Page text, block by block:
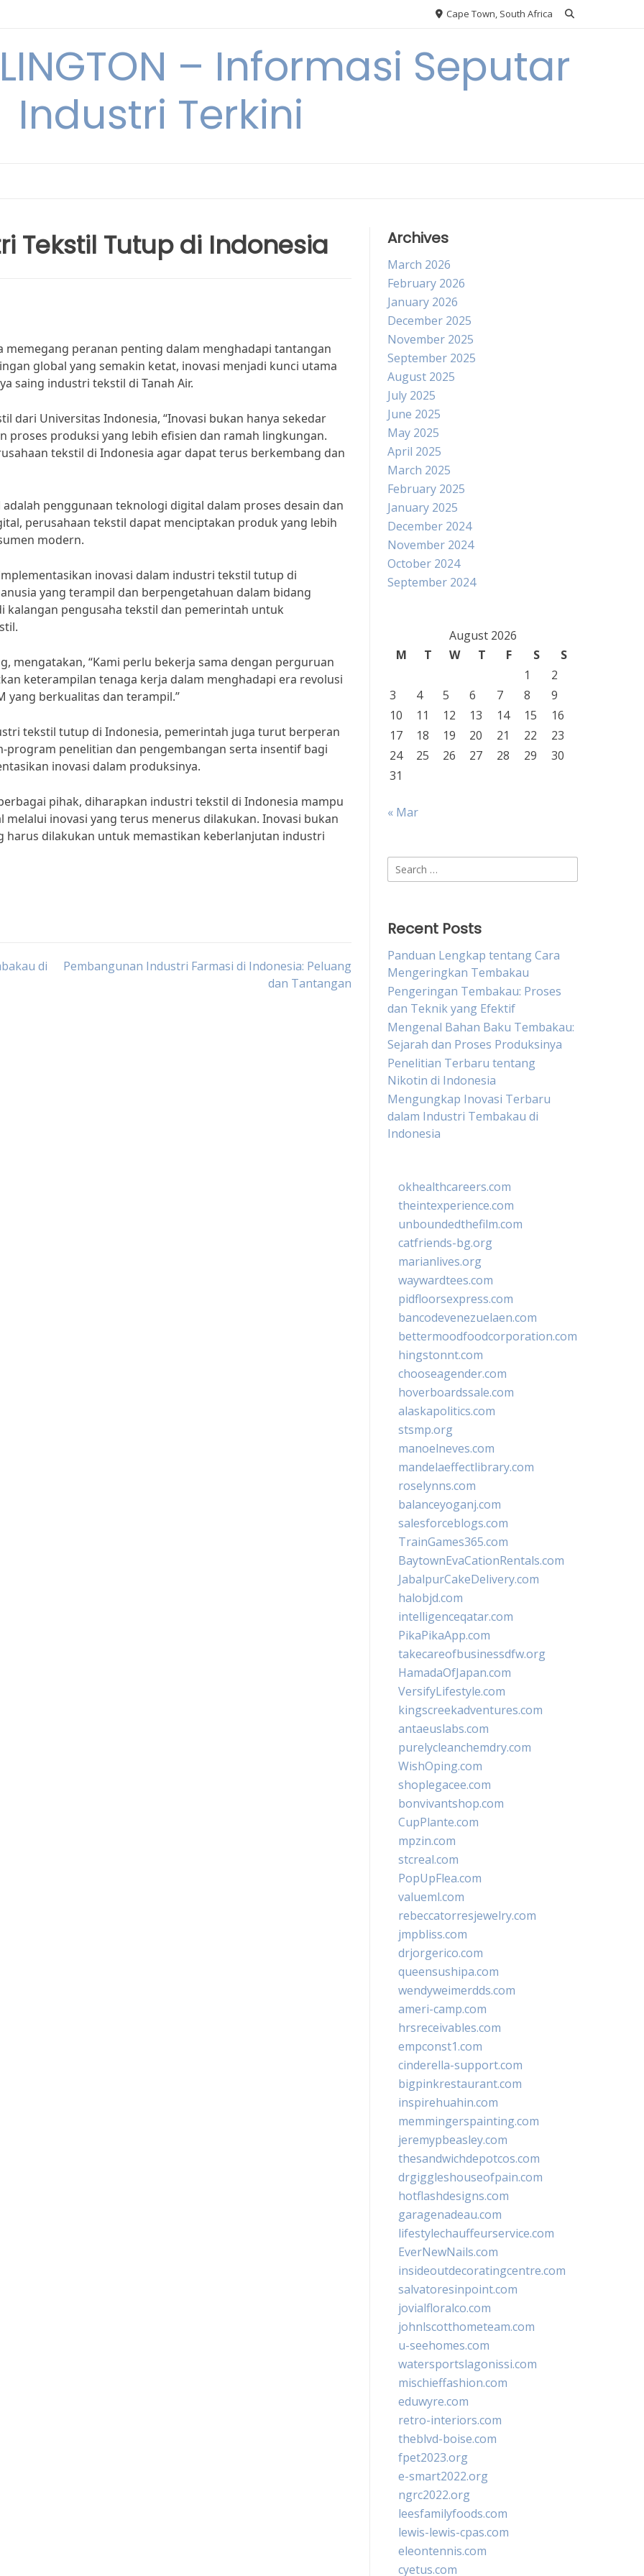
Cape Town, South Africa
– Informasi Seputar
Industri Terkini
Tekstil Tutup di Indonesia
peranan penting dalam menghadapi tantangan
global yang semakin ketat, inovasi menjadi kunci utama
saing industri tekstil di Tanah Air.
dari Universitas Indonesia, “Inovasi bukan hanya sekedar
produksi yang lebih efisien dan ramah lingkungan.
tekstil di Indonesia agar dapat terus berkembang dan
penggunaan teknologi digital dalam proses desain dan
perusahaan tekstil dapat menciptakan produk yang lebih
modern.
inovasi dalam industri tekstil tutup di
yang terampil dan berpengetahuan dalam bidang
kalangan pengusaha tekstil dan pemerintah untuk
mengatakan, “Kami perlu bekerja sama dengan perguruan
keterampilan tenaga kerja dalam menghadapi era revolusi
yang berkualitas dan terampil.”
tekstil tutup di Indonesia, pemerintah juga turut berperan
penelitian dan pengembangan serta insentif bagi
inovasi dalam produksinya.
pihak, diharapkan industri tekstil di Indonesia mampu
inovasi yang terus menerus dilakukan. Inovasi bukan
harus dilakukan untuk memastikan keberlanjutan industri
di
Pembangunan Industri Farmasi di Indonesia: Peluang
dan Tantangan
Archives
March 2026
February 2026
January 2026
December 2025
November 2025
September 2025
August 2025
July 2025
June 2025
May 2025
April 2025
March 2025
February 2025
January 2025
December 2024
November 2024
October 2024
September 2024
August 2026
M
T W T F S
S
1
2
3
4 5 6 7 8
9
10
11 12 13 14 15
16
17
18 19 20 21 22
23
24
25 26 27 28 29
30
31
« Mar
Search
for:
Recent Posts
Panduan Lengkap tentang Cara
Mengeringkan Tembakau
Pengeringan Tembakau: Proses
dan Teknik yang Efektif
Mengenal Bahan Baku Tembakau:
Sejarah dan Proses Produksinya
Penelitian Terbaru tentang
Nikotin di Indonesia
Mengungkap Inovasi Terbaru
dalam Industri Tembakau di
Indonesia
okhealthcareers.com
theintexperience.com
unboundedthefilm.com
catfriends-bg.org
marianlives.org
waywardtees.com
pidfloorsexpress.com
bancodevenezuelaen.com
bettermoodfoodcorporation.com
hingstonnt.com
chooseagender.com
hoverboardssale.com
alaskapolitics.com
stsmp.org
manoelneves.com
mandelaeffectlibrary.com
roselynns.com
balanceyoganj.com
salesforceblogs.com
TrainGames365.com
BaytownEvaCationRentals.com
JabalpurCakeDelivery.com
halobjd.com
intelligenceqatar.com
PikaPikaApp.com
takecareofbusinessdfw.org
HamadaOfJapan.com
VersifyLifestyle.com
kingscreekadventures.com
antaeuslabs.com
purelycleanchemdry.com
WishOping.com
shoplegacee.com
bonvivantshop.com
CupPlante.com
mpzin.com
stcreal.com
PopUpFlea.com
valueml.com
rebeccatorresjewelry.com
jmpbliss.com
drjorgerico.com
queensushipa.com
wendyweimerdds.com
ameri-camp.com
hrsreceivables.com
empconst1.com
cinderella-support.com
bigpinkrestaurant.com
inspirehuahin.com
memmingerspainting.com
jeremypbeasley.com
thesandwichdepotcos.com
drgiggleshouseofpain.com
hotflashdesigns.com
garagenadeau.com
lifestylechauffeurservice.com
EverNewNails.com
insideoutdecoratingcentre.com
salvatoresinpoint.com
jovialfloralco.com
johnlscotthometeam.com
u-seehomes.com
watersportslagonissi.com
mischieffashion.com
eduwyre.com
retro-interiors.com
theblvd-boise.com
fpet2023.org
e-smart2022.org
ngrc2022.org
leesfamilyfoods.com
lewis-lewis-cpas.com
eleontennis.com
cyetus.com